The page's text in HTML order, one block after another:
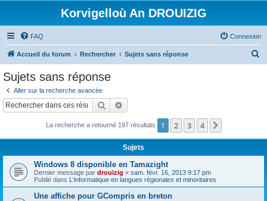
Korvigelloù An DROUIZIG
FAQ Connexion
Accueil du forum Rechercher Sujets sans réponse
c
Sujets sans réponse
Aller sur la recherche avancée
Rechercher
La recherche a retourné 197 résultats 1 2 3 4
Sujets
Windows 8 disponible en Tamazight
Dernier message par drouizig « sam. févr. 16, 2013 9:17 pm
Publié dans L'informatique en langues régionales et minoritaires
Une affiche pour GCompris en breton